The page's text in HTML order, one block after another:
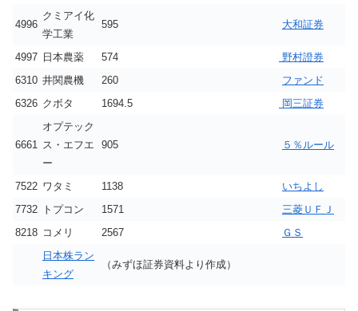
4996
クミアイ化
学工業
595 大和証券
4997 日本農薬 574
野村證券
6310 井関農機 260
ファンド
6326 クボタ 1694.5 岡三証券
6661
オプテック
ス・エフエ
ー
905 ５％ルール
7522 ワタミ 1138
いちよし
7732
トプコン 1571
三菱ＵＦＪ
8218 コメリ 2567
ＧＳ
日本株ラン
キング
（みずほ証券資料より作成）